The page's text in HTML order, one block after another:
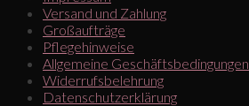
Versand und Zahlung
Großaufträge
Pflegehinweise
Allgemeine Geschäftsbedingungen
Widerrufsbelehrung
Datenschutzerklärung